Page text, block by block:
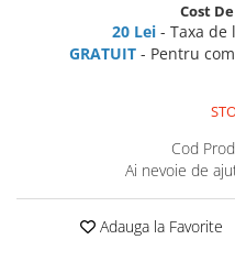
Cost
20 Lei - Taxa de
GRATUIT - Pentru
Cod
Ai nevoie de
Adauga la Favorite